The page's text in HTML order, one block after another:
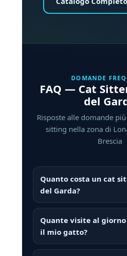
DOMANDE
FAQ — Cat
del
Risposte alle domande
sitting nella zona di
Brescia
Quanto costa un cat
del Garda?
Quante visite al
il mio gatto?